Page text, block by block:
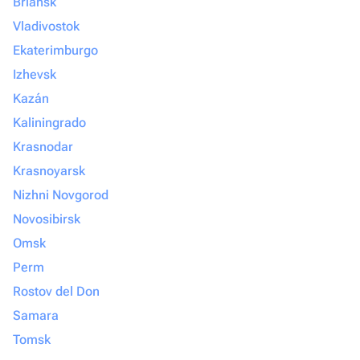
Vladivostok
Ekaterimburgo
Izhevsk
Kazán
Kaliningrado
Krasnodar
Krasnoyarsk
Nizhni Novgorod
Novosibirsk
Omsk
Perm
Rostov del Don
Samara
Tomsk